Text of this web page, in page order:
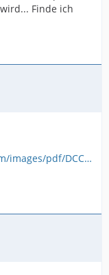
Finde ich
images/pdf/DCC…